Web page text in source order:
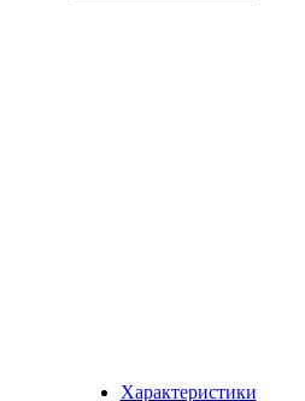
Характеристики